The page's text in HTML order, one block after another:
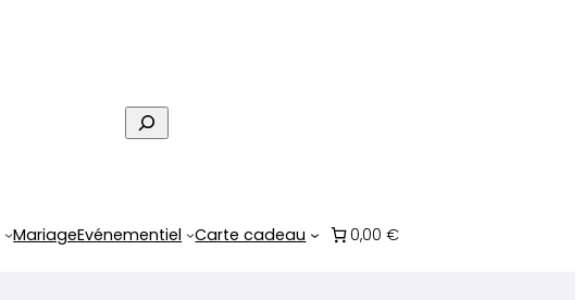
R
e
r
MariageEvénementiel Carte cadeau 0,00 €